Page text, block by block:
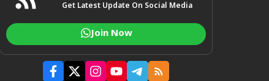
Get Latest Update On Social Media
Join Now